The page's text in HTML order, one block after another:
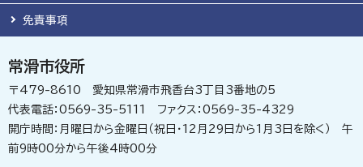
免責事項
常滑市役所
〒479-8610 愛知県常滑市飛香台3丁目3番地の5
代表電話：0569-35-5111 ファクス：0569-35-4329
開庁時間：月曜日から金曜日（祝日・12月29日から1月3日を除く） 午
前9時00分から午後4時00分